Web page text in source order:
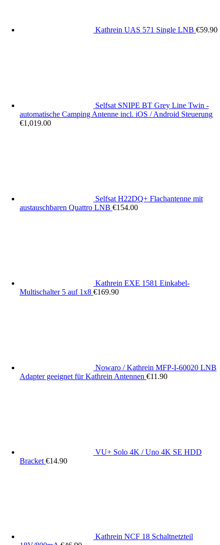
Kathrein UAS 571 Single LNB €59.90
Selfsat SNIPE BT Grey Line Twin -
automatische Camping Antenne incl. iOS / Android Steuerung
€1,019.00
Selfsat H22DQ+ Flachantenne mit
austauschbaren Quattro LNB €154.00
Kathrein EXE 1581 Einkabel-
Multischalter 5 auf 1x8 €169.90
Nowaro / Kathrein MFP-I-60020 LNB
Adapter geeignet für Kathrein Antennen €11.90
VU+ Solo 4K / Uno 4K SE HDD
Bracket €14.90
Kathrein NCF 18 Schaltnetzteil